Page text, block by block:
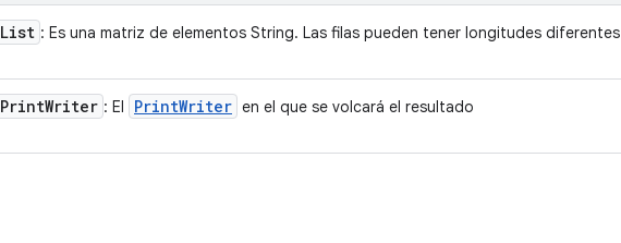
List : Es una matriz de elementos String. Las filas pueden tener longitudes diferentes
PrintWriter : El PrintWriter en el que se volcará el resultado